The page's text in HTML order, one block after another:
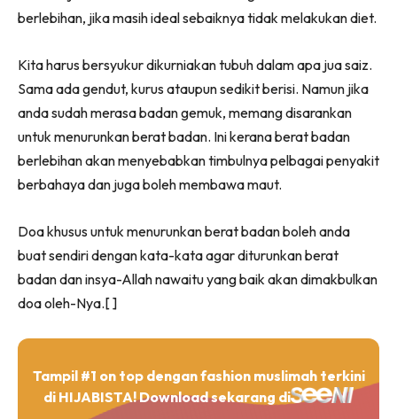
berlebihan, jika masih ideal sebaiknya tidak melakukan diet.
Kita harus bersyukur dikurniakan tubuh dalam apa jua saiz.
Sama ada gendut, kurus ataupun sedikit berisi. Namun jika
anda sudah merasa badan gemuk, memang disarankan
untuk menurunkan berat badan. Ini kerana berat badan
berlebihan akan menyebabkan timbulnya pelbagai penyakit
berbahaya dan juga boleh membawa maut.
Doa khusus untuk menurunkan berat badan boleh anda
buat sendiri dengan kata-kata agar diturunkan berat
badan dan insya-Allah nawaitu yang baik akan dimakbulkan
doa oleh-Nya.[ ]
Tampil #1 on top dengan fashion muslimah terkini
di HIJABISTA!Download sekarang di